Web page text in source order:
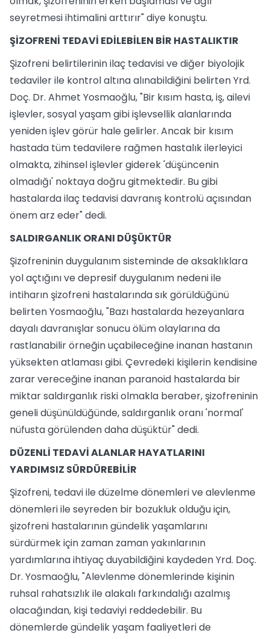
seyretmesi ihtimalini arttırır" diye konuştu.
ŞİZOFRENİ TEDAVİ EDİLEBİLEN BİR HASTALIKTIR
Şizofreni belirtilerinin ilaç tedavisi ve diğer biyolojik
tedaviler ile kontrol altına alınabildiğini belirten Yrd.
Doç. Dr. Ahmet Yosmaoğlu, "Bir kısım hasta, iş, ailevi
işlevler, sosyal yaşam gibi işlevsellik alanlarında
yeniden işlev görür hale gelirler. Ancak bir kısım
hastada tüm tedavilere rağmen hastalık ilerleyici
olmakta, zihinsel işlevler giderek 'düşüncenin
olmadığı' noktaya doğru gitmektedir. Bu gibi
hastalarda ilaç tedavisi davranış kontrolü açısından
önem arz eder" dedi.
SALDIRGANLIK ORANI DÜŞÜKTÜR
Şizofreninin duygulanım sisteminde de aksaklıklara
yol açtığını ve depresif duygulanım nedeni ile
intiharın şizofreni hastalarında sık görüldüğünü
belirten Yosmaoğlu, "Bazı hastalarda hezeyanlara
dayalı davranışlar sonucu ölüm olaylarına da
rastlanabilir örneğin uçabileceğine inanan hastanın
yüksekten atlaması gibi. Çevredeki kişilerin kendisine
zarar vereceğine inanan paranoid hastalarda bir
miktar saldırganlık riski olmakla beraber, şizofreninin
geneli düşünüldüğünde, saldırganlık oranı 'normal'
nüfusta görülenden daha düşüktür" dedi.
DÜZENLİ TEDAVİ ALANLAR HAYATLARINI
YARDIMSIZ SÜRDÜREBİLİR
Şizofreni, tedavi ile düzelme dönemleri ve alevlenme
dönemleri ile seyreden bir bozukluk olduğu için,
şizofreni hastalarının gündelik yaşamlarını
sürdürmek için zaman zaman yakınlarının
yardımlarına ihtiyaç duyabildiğini kaydeden Yrd. Doç.
Dr. Yosmaoğlu, "Alevlenme dönemlerinde kişinin
ruhsal rahatsızlık ile alakalı farkındalığı azalmış
olacağından, kişi tedaviyi reddedebilir. Bu
dönemlerde gündelik yaşam faaliyetleri de